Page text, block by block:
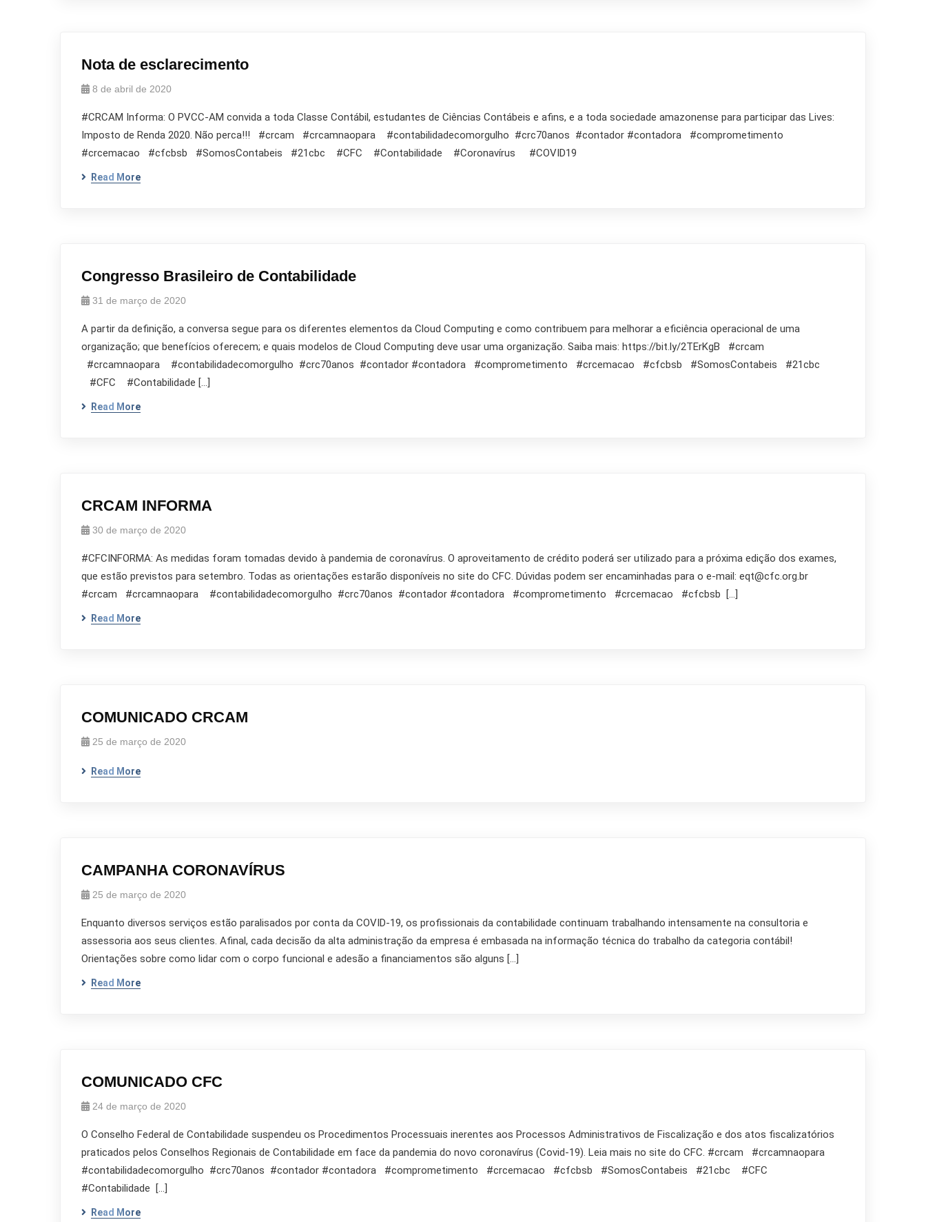
Nota de esclarecimento
8 de abril de 2020
#CRCAM Informa: O PVCC-AM convida a toda Classe Contábil, estudantes de Ciências Contábeis e afins, e a toda sociedade amazonense para participar das Lives:
Imposto de Renda 2020. Não perca!!! #crcam #crcamnaopara #contabilidadecomorgulho #crc70anos #contador #contadora #comprometimento
#crcemacao #cfcbsb #SomosContabeis #21cbc #CFC #Contabilidade #Coronavírus #COVID19
Read More
Congresso Brasileiro de Contabilidade
31 de março de 2020
A partir da definição, a conversa segue para os diferentes elementos da Cloud Computing e como contribuem para melhorar a eficiência operacional de uma
organização; que benefícios oferecem; e quais modelos de Cloud Computing deve usar uma organização. Saiba mais: https://bit.ly/2TErKgB #crcam
#crcamnaopara #contabilidadecomorgulho #crc70anos #contador #contadora #comprometimento #crcemacao #cfcbsb #SomosContabeis #21cbc
#CFC #Contabilidade […]
Read More
CRCAM INFORMA
30 de março de 2020
#CFCINFORMA: As medidas foram tomadas devido à pandemia de coronavírus. O aproveitamento de crédito poderá ser utilizado para a próxima edição dos exames,
que estão previstos para setembro. Todas as orientações estarão disponíveis no site do CFC. Dúvidas podem ser encaminhadas para o e-mail: eqt@cfc.org.br
#crcam #crcamnaopara #contabilidadecomorgulho #crc70anos #contador #contadora #comprometimento #crcemacao #cfcbsb […]
Read More
COMUNICADO CRCAM
25 de março de 2020
Read More
CAMPANHA CORONAVÍRUS
25 de março de 2020
Enquanto diversos serviços estão paralisados por conta da COVID-19, os profissionais da contabilidade continuam trabalhando intensamente na consultoria e
assessoria aos seus clientes. Afinal, cada decisão da alta administração da empresa é embasada na informação técnica do trabalho da categoria contábil!
Orientações sobre como lidar com o corpo funcional e adesão a financiamentos são alguns […]
Read More
COMUNICADO CFC
24 de março de 2020
O Conselho Federal de Contabilidade suspendeu os Procedimentos Processuais inerentes aos Processos Administrativos de Fiscalização e dos atos fiscalizatórios
praticados pelos Conselhos Regionais de Contabilidade em face da pandemia do novo coronavírus (Covid-19). Leia mais no site do CFC. #crcam #crcamnaopara
#contabilidadecomorgulho #crc70anos #contador #contadora #comprometimento #crcemacao #cfcbsb #SomosContabeis #21cbc #CFC
#Contabilidade […]
Read More